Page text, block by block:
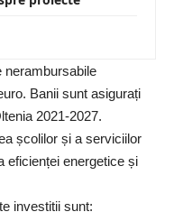
nerambursabile
Banii sunt asigurați
2021-2027.
școlilor și a serviciilor
eficienței energetice și
investiții sunt: